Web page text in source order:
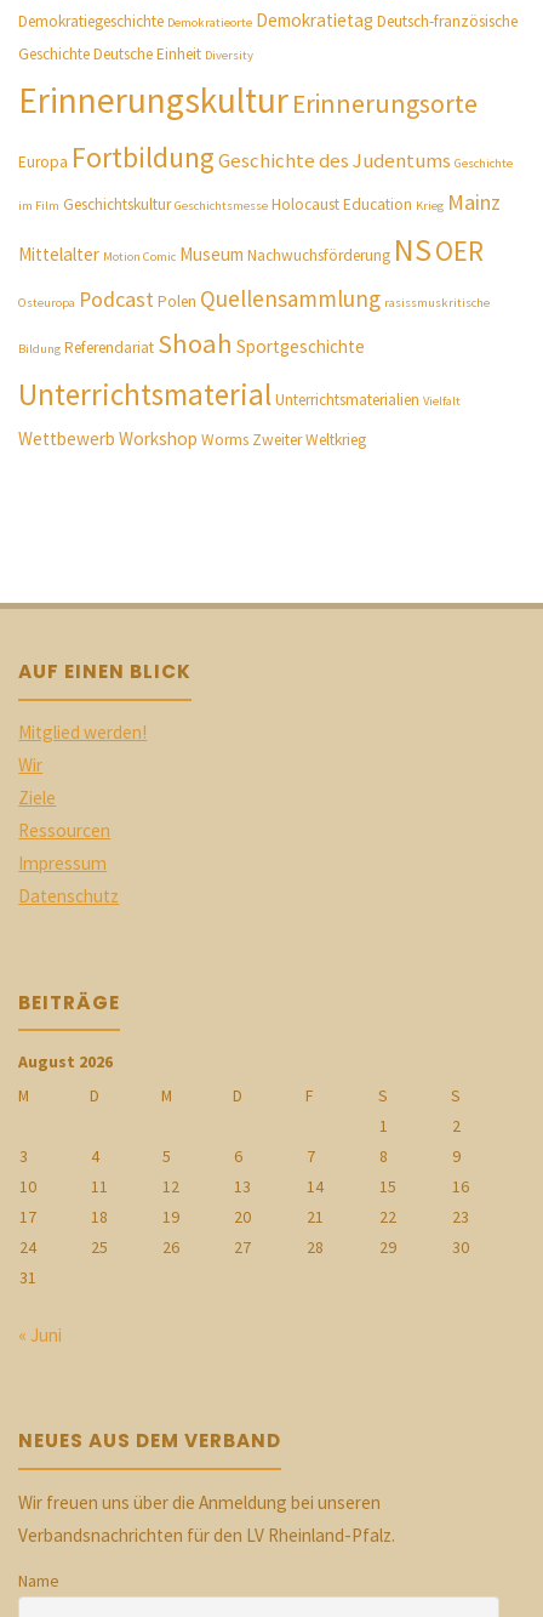
Demokratiegeschichte Demokratieorte Demokratietag Deutsch-französische
GeschichteDeutsche Einheit Diversity
ErinnerungskulturErinnerungsorte
Europa Fortbildung Geschichte des Judentums Geschichte
im Film Geschichtskultur Geschichtsmesse Holocaust Education Krieg Mainz
Mittelalter Motion Comic Museum Nachwuchsförderung NSOER
Osteuropa PodcastPolen Quellensammlung rasissmuskritische
Bildung Referendariat Shoah Sportgeschichte
UnterrichtsmaterialUnterrichtsmaterialien Vielfalt
Wettbewerb Workshop Worms Zweiter Weltkrieg
AUF EINEN BLICK
Mitglied werden!
Wir
Ziele
Ressourcen
Impressum
Datenschutz
BEITRÄGE
August 2026
M
D M D F S
S
1
2
3
4 5 6 7 8
9
10
11 12 13 14 15
16
17
18 19 20 21 22
23
24
25 26 27 28 29
30
31
« Juni
NEUES AUS DEM VERBAND
Wir freuen uns über die Anmeldung bei unseren
Verbandsnachrichten für den LV Rheinland-Pfalz.
Name